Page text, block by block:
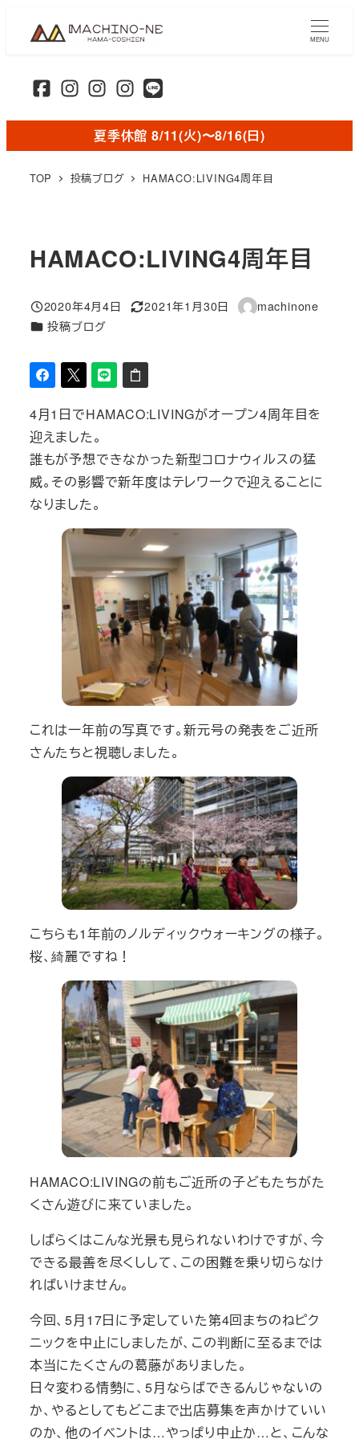
ン
MENU
夏季休館 8/11(火)〜8/16(日)
TOP 投稿ブログ HAMACO:LIVING4周年目
HAMACO:LIVING4周年目
投稿日
2020年4月4日
更新日
2021年1月30日
著
machinone
カテゴリー
投稿ブログ
4月1日でHAMACO:LIVINGがオープン4周年目を
迎えました。
誰もが予想できなかった新型コロナウィルスの猛
威。その影響で新年度はテレワークで迎えることに
なりました。
これは一年前の写真です。新元号の発表をご近所
さんたちと視聴しました。
こちらも1年前のノルディックウォーキングの様子。
桜、綺麗ですね！
HAMACO:LIVINGの前もご近所の子どもたちがた
くさん遊びに来ていました。
しばらくはこんな光景も見られないわけですが、今
できる最善を尽くしして、この困難を乗り切らなけ
ればいけません。
今回、5月17日に予定していた第4回まちのねピク
ニックを中止にしましたが、この判断に至るまでは
本当にたくさんの葛藤がありました。
日々変わる情勢に、5月ならばできるんじゃないの
か、やるとしてもどこまで出店募集を声かけていい
のか、他のイベントは…やっぱり中止か…と、こんな